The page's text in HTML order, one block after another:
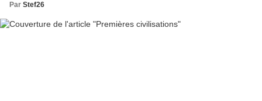
Par Stef26